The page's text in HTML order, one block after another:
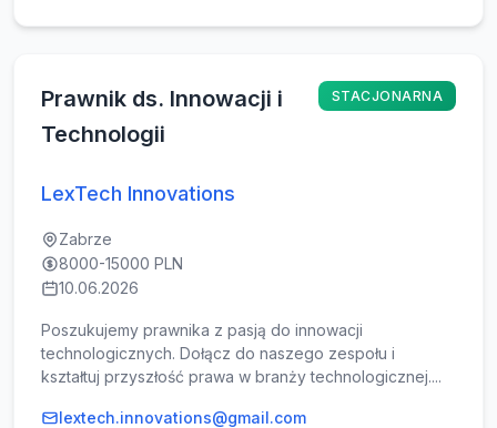
Prawnik ds. Innowacji i
Technologii
STACJONARNA
LexTech Innovations
Zabrze
8000-15000 PLN
10.06.2026
Poszukujemy prawnika z pasją do innowacji
technologicznych. Dołącz do naszego zespołu i
kształtuj przyszłość prawa w branży technologicznej....
lextech.innovations@gmail.com